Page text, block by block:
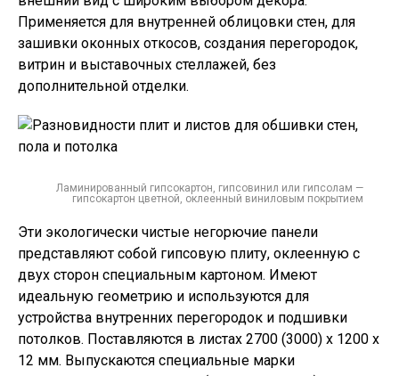
Применяется для внутренней облицовки стен, для
зашивки оконных откосов, создания перегородок,
витрин и выставочных стеллажей, без
дополнительной отделки.
Ламинированный гипсокартон, гипсовинил или гипсолам —
гипсокартон цветной, оклеенный виниловым покрытием
Эти экологически чистые негорючие панели
представляют собой гипсовую плиту, оклеенную с
двух сторон специальным картоном. Имеют
идеальную геометрию и используются для
устройства внутренних перегородок и подшивки
потолков. Поставляются в листах 2700 (3000) х 1200 х
12 мм. Выпускаются специальные марки